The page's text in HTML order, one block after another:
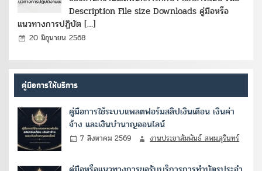
Description File size Downloads คู่มือหรือ
แนวทางการปฏิบัต […]
20 มิถุนายน 2568
คู่มือการให้บริการ
คู่มือการใช้ระบบแพลตฟอร์มสลิปเงินเดือน เงินค่า
จ้าง และเงินบำนาญออนไลน์
7 สิงหาคม 2569 งานประชาสัมพันธ์ สพม.สุรินทร์